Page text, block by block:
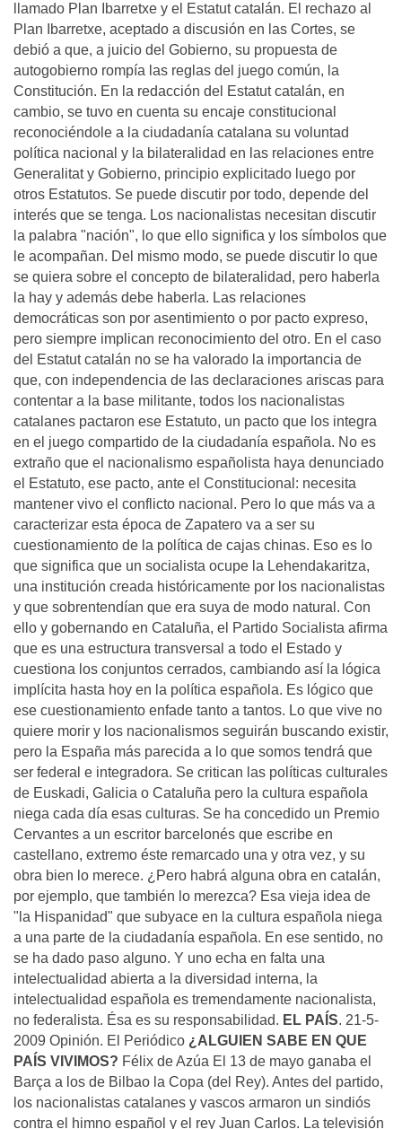
llamado Plan Ibarretxe y el Estatut catalán. El rechazo al
Plan Ibarretxe, aceptado a discusión en las Cortes, se
debió a que, a juicio del Gobierno, su propuesta de
autogobierno rompía las reglas del juego común, la
Constitución. En la redacción del Estatut catalán, en
cambio, se tuvo en cuenta su encaje constitucional
reconociéndole a la ciudadanía catalana su voluntad
política nacional y la bilateralidad en las relaciones entre
Generalitat y Gobierno, principio explicitado luego por
otros Estatutos. Se puede discutir por todo, depende del
interés que se tenga. Los nacionalistas necesitan discutir
la palabra "nación", lo que ello significa y los símbolos que
le acompañan. Del mismo modo, se puede discutir lo que
se quiera sobre el concepto de bilateralidad, pero haberla
la hay y además debe haberla. Las relaciones
democráticas son por asentimiento o por pacto expreso,
pero siempre implican reconocimiento del otro. En el caso
del Estatut catalán no se ha valorado la importancia de
que, con independencia de las declaraciones ariscas para
contentar a la base militante, todos los nacionalistas
catalanes pactaron ese Estatuto, un pacto que los integra
en el juego compartido de la ciudadanía española. No es
extraño que el nacionalismo españolista haya denunciado
el Estatuto, ese pacto, ante el Constitucional: necesita
mantener vivo el conflicto nacional. Pero lo que más va a
caracterizar esta época de Zapatero va a ser su
cuestionamiento de la política de cajas chinas. Eso es lo
que significa que un socialista ocupe la Lehendakaritza,
una institución creada históricamente por los nacionalistas
y que sobrentendían que era suya de modo natural. Con
ello y gobernando en Cataluña, el Partido Socialista afirma
que es una estructura transversal a todo el Estado y
cuestiona los conjuntos cerrados, cambiando así la lógica
implícita hasta hoy en la política española. Es lógico que
ese cuestionamiento enfade tanto a tantos. Lo que vive no
quiere morir y los nacionalismos seguirán buscando existir,
pero la España más parecida a lo que somos tendrá que
ser federal e integradora. Se critican las políticas culturales
de Euskadi, Galicia o Cataluña pero la cultura española
niega cada día esas culturas. Se ha concedido un Premio
Cervantes a un escritor barcelonés que escribe en
castellano, extremo éste remarcado una y otra vez, y su
obra bien lo merece. ¿Pero habrá alguna obra en catalán,
por ejemplo, que también lo merezca? Esa vieja idea de
"la Hispanidad" que subyace en la cultura española niega
a una parte de la ciudadanía española. En ese sentido, no
se ha dado paso alguno. Y uno echa en falta una
intelectualidad abierta a la diversidad interna, la
intelectualidad española es tremendamente nacionalista,
no federalista. Ésa es su responsabilidad. EL PAÍS. 21-5-
2009 Opinión. El Periódico ¿ALGUIEN SABE EN QUE
PAÍS VIVIMOS? Félix de Azúa El 13 de mayo ganaba el
Barça a los de Bilbao la Copa (del Rey). Antes del partido,
los nacionalistas catalanes y vascos armaron un sindiós
contra el himno español y el rey Juan Carlos. La televisión